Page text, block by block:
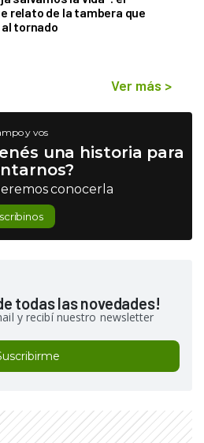
relato de la tambera que
tornado
Ver más >
y vos
una historia para
conocerla
todas las novedades!
y recibí nuestro newsletter